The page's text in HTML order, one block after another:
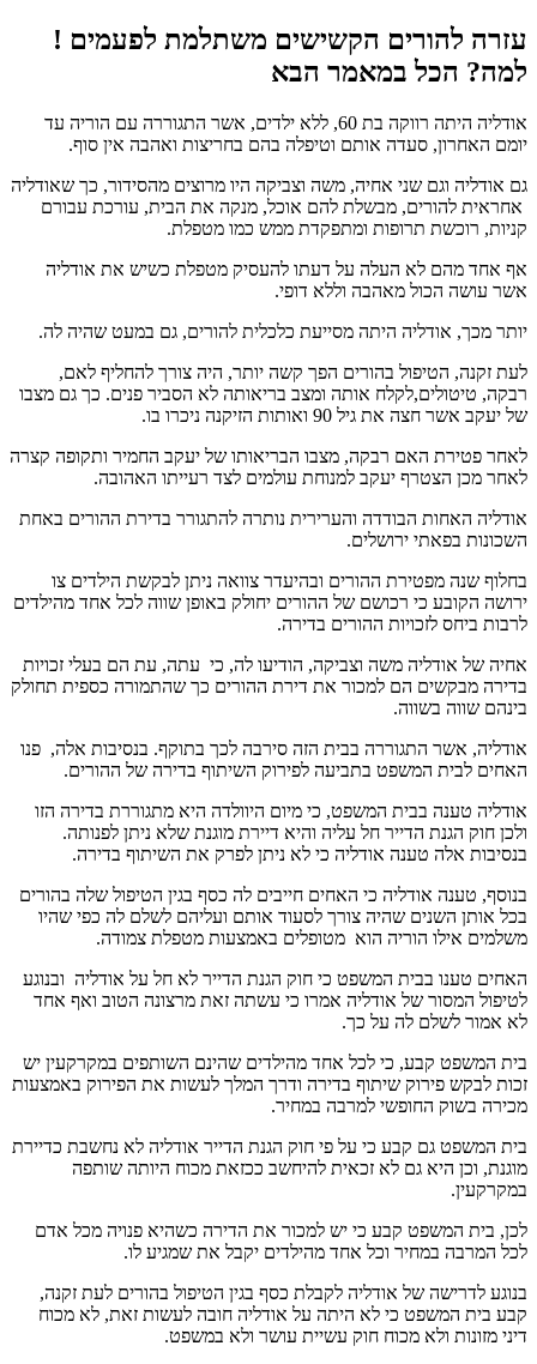
עזרה להורים הקשישים משתלמת לפעמים !
למה? הכל במאמר הבא
אודליה היתה רווקה בת 60, ללא ילדים, אשר התגוררה עם הוריה עד
יומם האחרון, סעדה אותם וטיפלה בהם בחריצות ואהבה אין סוף.
גם אודליה וגם שני אחיה, משה וצביקה היו מרוצים מהסידור, כך שאודליה
אחראית להורים, מבשלת להם אוכל, מנקה את הבית, עורכת עבורם
קניות, רוכשת תרופות ומתפקדת ממש כמו מטפלת.
אף אחד מהם לא העלה על דעתו להעסיק מטפלת כשיש את אודליה
אשר עושה הכול מאהבה וללא דופי.
יותר מכך, אודליה היתה מסייעת כלכלית להורים, גם במעט שהיה לה.
לעת זקנה, הטיפול בהורים הפך קשה יותר, היה צורך להחליף לאם,
רבקה, טיטולים,לקלח אותה ומצב בריאותה לא הסביר פנים. כך גם מצבו
של יעקב אשר חצה את גיל 90 ואותות הזיקנה ניכרו בו.
לאחר פטירת האם רבקה, מצבו הבריאותו של יעקב החמיר ותקופה קצרה
לאחר מכן הצטרף יעקב למנוחת עולמים לצד רעייתו האהובה.
אודליה האחות הבודדה והערירית נותרה להתגורר בדירת ההורים באחת
השכונות בפאתי ירושלים.
בחלוף שנה מפטירת ההורים ובהיעדר צוואה ניתן לבקשת הילדים צו
ירושה הקובע כי רכושם של ההורים יחולק באופן שווה לכל אחד מהילדים
לרבות ביחס לזכויות ההורים בדירה.
אחיה של אודליה משה וצביקה, הודיעו לה, כי עתה, עת הם בעלי זכויות
בדירה מבקשים הם למכור את דירת ההורים כך שהתמורה כספית תחולק
בינהם שווה בשווה.
אודליה, אשר התגוררה בבית הזה סירבה לכך בתוקף. בנסיבות אלה, פנו
האחים לבית המשפט בתביעה לפירוק השיתוף בדירה של ההורים.
אודליה טענה בבית המשפט, כי מיום היוולדה היא מתגוררת בדירה הזו
ולכן חוק הגנת הדייר חל עליה והיא דיירת מוגנת שלא ניתן לפנותה.
בנסיבות אלה טענה אודליה כי לא ניתן לפרק את השיתוף בדירה.
בנוסף, טענה אודליה כי האחים חייבים לה כסף בגין הטיפול שלה בהורים
בכל אותן השנים שהיה צורך לסעוד אותם ועליהם לשלם לה כפי שהיו
משלמים אילו הוריה הוא מטופלים באמצעות מטפלת צמודה.
האחים טענו בבית המשפט כי חוק הגנת הדייר לא חל על אודליה ובנוגע
לטיפול המסור של אודליה אמרו כי עשתה זאת מרצונה הטוב ואף אחד
לא אמור לשלם לה על כך.
בית המשפט קבע, כי לכל אחד מהילדים שהינם השותפים במקרקעין יש
זכות לבקש פירוק שיתוף בדירה ודרך המלך לעשות את הפירוק באמצעות
מכירה בשוק החופשי למרבה במחיר.
בית המשפט גם קבע כי על פי חוק הגנת הדייר אודליה לא נחשבת כדיירת
מוגנת, וכן היא גם לא זכאית להיחשב ככזאת מכוח היותה שותפה
במקרקעין.
לכן, בית המשפט קבע כי יש למכור את הדירה כשהיא פנויה מכל אדם
לכל המרבה במחיר וכל אחד מהילדים יקבל את שמגיע לו.
בנוגע לדרישה של אודליה לקבלת כסף בגין הטיפול בהורים לעת זקנה,
קבע בית המשפט כי לא היתה על אודליה חובה לעשות זאת, לא מכוח
דיני מזונות ולא מכוח חוק עשיית עושר ולא במשפט.